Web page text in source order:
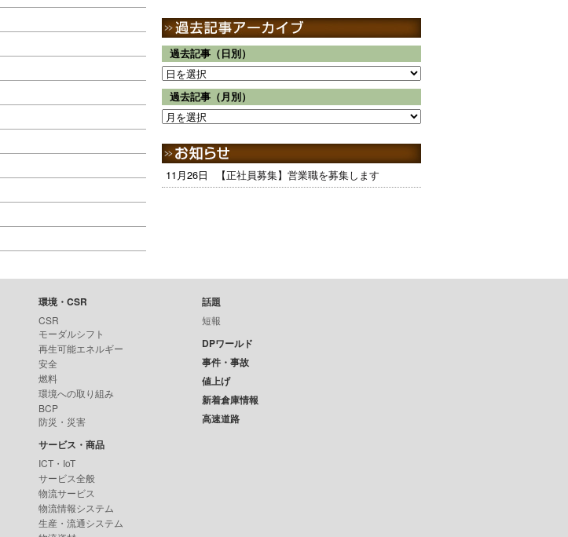
過去記事（日別）
過去記事（月別）
11月26日 【正社員募集】営業職を募集します
環境・CSR
CSR
モーダルシフト
再生可能エネルギー
安全
燃料
環境への取り組み
BCP
防災・災害
サービス・商品
ICT・IoT
サービス全般
物流サービス
物流情報システム
生産・流通システム
話題
短報
DPワールド
事件・事故
値上げ
新着倉庫情報
高速道路